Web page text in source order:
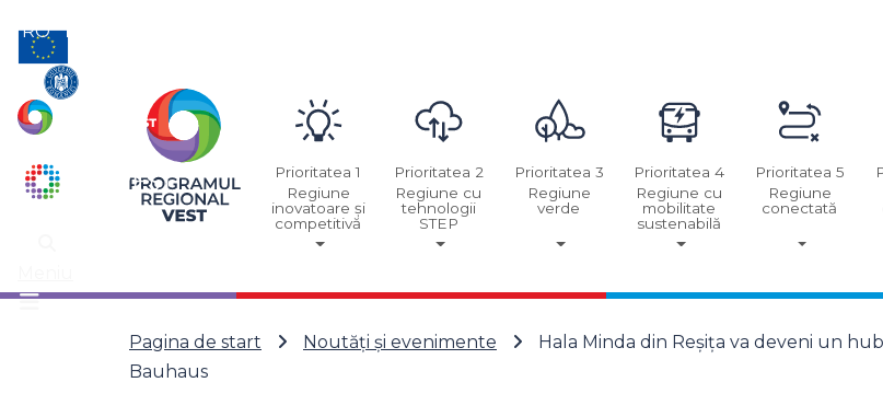
Prioritatea 1
Regiune
inovatoare și
competitivă
Prioritatea 2
Regiune cu
tehnologii
STEP
Prioritatea 3
Regiune
verde
Prioritatea 4
Regiune cu
mobilitate
sustenabilă
Prioritatea 5
Regiune
conectată
Pagina de start Noutăți și evenimente
Hala Minda din Reșița va deveni un
Bauhaus
RO EN